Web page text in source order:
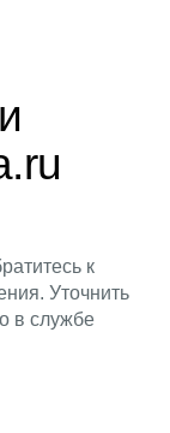
к
Уточнить
в службе